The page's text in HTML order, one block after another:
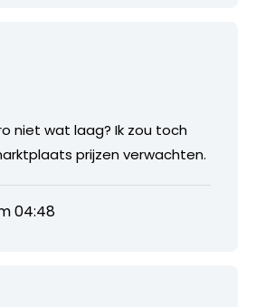
niet wat laag? Ik zou toch
prijzen verwachten.
04:48